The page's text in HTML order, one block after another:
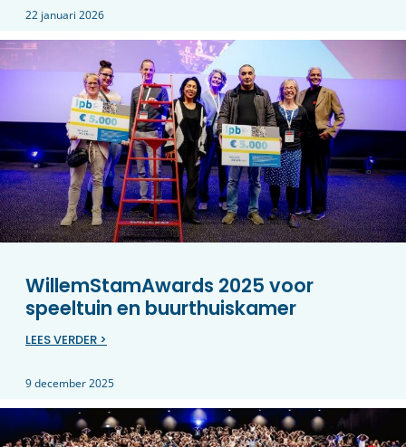
22 januari 2026
WillemStamAwards 2025 voor
speeltuin en buurthuiskamer
LEES VERDER >
9 december 2025